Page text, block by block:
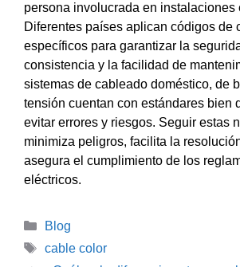
persona involucrada en instalaciones
Diferentes países aplican códigos de
específicos para garantizar la
consistencia y la facilidad de
sistemas de cableado doméstico, de
tensión cuentan con estándares bien
evitar errores y riesgos. Seguir estas
minimiza peligros, facilita la
asegura el cumplimiento de los
eléctricos.
Categorías
Blog
Etiquetas
cable color